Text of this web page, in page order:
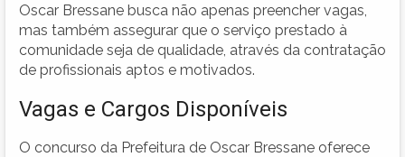
Oscar Bressane busca não apenas preencher vagas,
mas também assegurar que o serviço prestado à
comunidade seja de qualidade, através da contratação
de profissionais aptos e motivados.
Vagas e Cargos Disponíveis
O concurso da Prefeitura de Oscar Bressane oferece